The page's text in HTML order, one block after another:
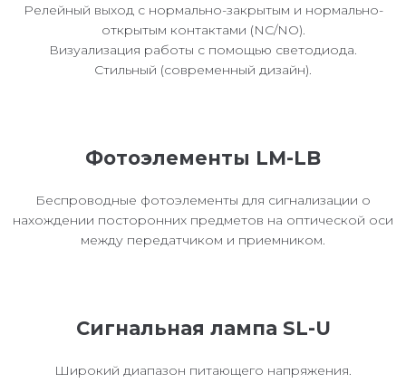
Релейный выход с нормально-закрытым и нормально-
открытым контактами (NC/NO).
Визуализация работы с помощью светодиода.
Стильный (современный дизайн).
Фотоэлементы LM-LB
Беспроводные фотоэлементы для сигнализации о
нахождении посторонних предметов на оптической оси
между передатчиком и приемником.
Сигнальная лампа SL-U
Широкий диапазон питающего напряжения.